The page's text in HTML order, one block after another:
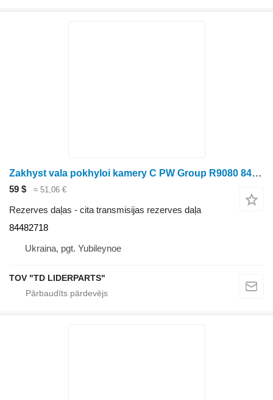
Zakhyst vala pokhyloi kamery C PW Group R9080 84482718 paredzēts graudu kombaina
59 $ ≈ 51,06 €
Rezerves daļas - cita transmisijas rezerves daļa
84482718
Ukraina, pgt. Yubileynoe
TOV "TD LIDERPARTS"